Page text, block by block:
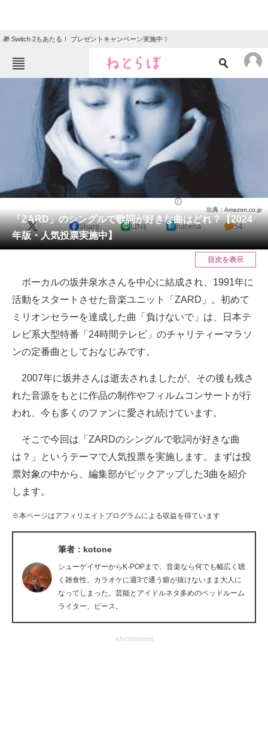
🎁 Switch 2もあたる！ プレゼントキャンペーン実施中！
ねとらぼメニュー
ニュース
地域
教育・育児
動物 リサーチ
会員記事
メディア
ITの今と未来を見通す
スマホと通信の最新トレンド
進化するPCとデバイスの未来
好きが集まる 比べて選べる
ビジネスと働き方のヒント
経営リーダーのコミュニティ
企業向けIT製品の総合サイト
IT製品の技術・比較・事例
製造業のIT導入・活用を支援
「ZARD」のシングルで歌詞が好きな曲はどれ？【2024
年版・人気投票実施中】
出典：Amazon.co.jp
X Share LINE hatena 54
目次を表示
ボーカルの坂井泉水さんを中心に結成され、1991年に
活動をスタートさせた音楽ユニット「ZARD」。初めて
ミリオンセラーを達成した曲「負けないで」は、日本テ
レビ系大型特番「24時間テレビ」のチャリティーマラソ
ンの定番曲としておなじみです。
2007年に坂井さんは逝去されましたが、その後も残さ
れた音源をもとに作品の制作やフィルムコンサートが行
われ、今も多くのファンに愛され続けています。
そこで今回は「ZARDのシングルで歌詞が好きな曲
は？」というテーマで人気投票を実施します。まずは投
票対象の中から、編集部がピックアップした3曲を紹介
します。
※本ページはアフィリエイトプログラムによる収益を得ています
筆者：kotone
シューゲイザーからK-POPまで、音楽なら何でも幅広く聴
く雑食性。カラオケに週3で通う癖が抜けないまま大人に
なってしまった。芸能とアイドルネタ多めのベッドルーム
ライター、ピース。
advertisement